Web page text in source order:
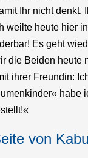
Ihr nicht denkt,
weilte heute hier
Es geht
die Beiden heute
ihrer Freundin:
habe
von